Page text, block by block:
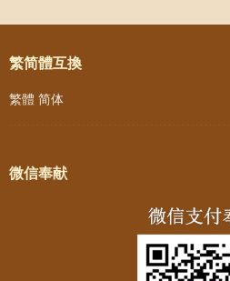
Post navigation
繁简體互換
繁體 简体
微信奉献